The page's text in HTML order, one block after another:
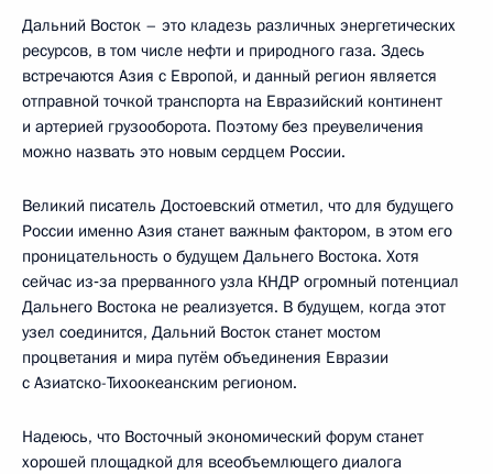
Дальний Восток – это кладезь различных энергетических
ресурсов, в том числе нефти и природного газа. Здесь
встречаются Азия с Европой, и данный регион является
отправной точкой транспорта на Евразийский континент
и артерией грузооборота. Поэтому без преувеличения
можно назвать это новым сердцем России.
Великий писатель Достоевский отметил, что для будущего
России именно Азия станет важным фактором, в этом его
проницательность о будущем Дальнего Востока. Хотя
сейчас из‑за прерванного узла КНДР огромный потенциал
Дальнего Востока не реализуется. В будущем, когда этот
узел соединится, Дальний Восток станет мостом
процветания и мира путём объединения Евразии
с Азиатско-Тихоокеанским регионом.
Надеюсь, что Восточный экономический форум станет
хорошей площадкой для всеобъемлющего диалога